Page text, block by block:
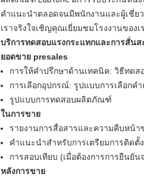
คำแนะนำตลอดจนมีพนักงานและผู้เชี่
เราจริงใจเชิญคุณเยี่ยมชมโรงงานของเ
บริการทดสอบแรงกระแทกและการสั่นส
ยอดขาย presales
การให้คำปรึกษาด้านเทคนิค: วิธีทด
การเลือกอุปกรณ์: รูปแบบการเลือกค
รูปแบบการทดสอบผลิตภัณฑ์
ในการขาย
รายงานการสื่อสารและความคืบหน้า
คำแนะนำสำหรับการเตรียมการติด
การสอบเทียบ (เมื่อต้องการการยืนยั
หลังการขาย